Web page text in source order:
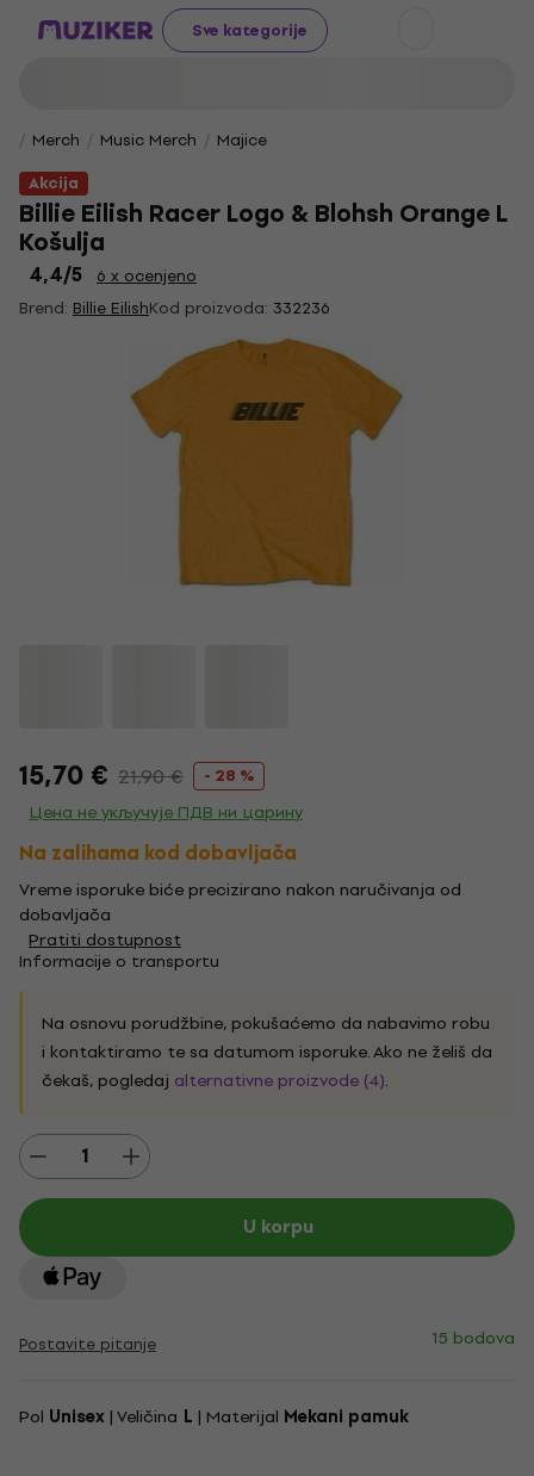
Sve kategorije
Merch Music Merch
Majice
Akcija
Billie Eilish Racer Logo & Blohsh Orange L
Košulja
4,4/5
6 x ocenjeno
Brend: Billie EilishKod proizvoda: 332236
15,70 € 21,90 € - 28 %
Цена не укључује ПДВ ни царину
Na zalihama kod dobavljača
Vreme isporuke biće precizirano nakon naručivanja od
dobavljača
Pratiti dostupnost
Informacije o transportu
Na osnovu porudžbine, pokušaćemo da nabavimo robu
i kontaktiramo te sa datumom isporuke. Ako ne želiš da
čekaš, pogledaj alternativne proizvode (4).
U korpu
Postavite pitanje 15 bodova
Pol Unisex | Veličina L | Materijal Mekani pamuk